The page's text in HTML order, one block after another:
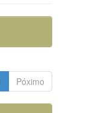
Póximo